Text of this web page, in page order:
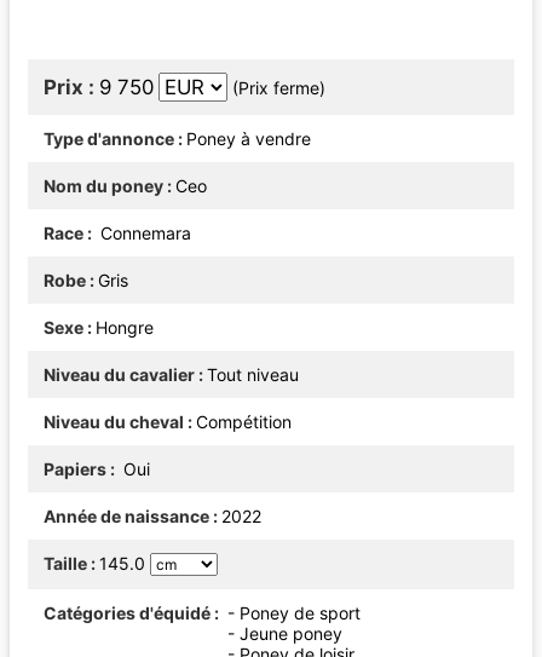
Prix 9 750 (Prix ferme)
Type d'annonce Poney à vendre
Nom du poney Ceo
Race Connemara
Robe Gris
Sexe Hongre
Niveau du cavalier Tout niveau
Niveau du cheval Compétition
Papiers Oui
Année de naissance 2022
Taille 145.0
Catégories d'équidé
- Poney de sport
- Jeune poney